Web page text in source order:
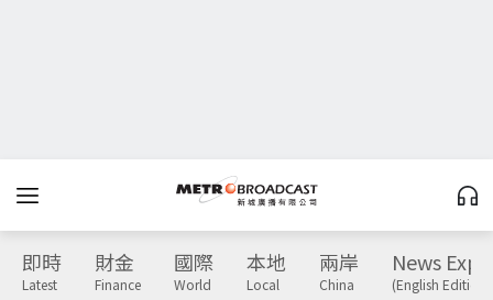
即時
Latest
財金
Finance
國際
World
本地
Local
兩岸
China
News
(English Edition)